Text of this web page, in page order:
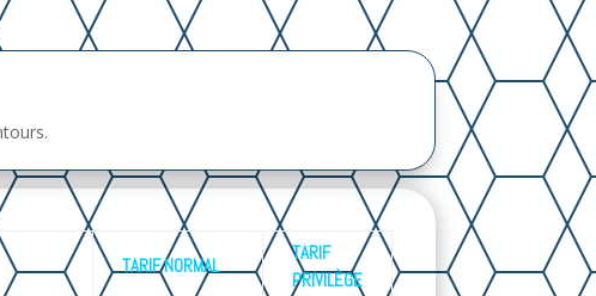
TARIF NORMAL
TARIF
PRIVILÈGE